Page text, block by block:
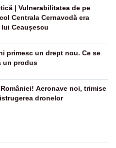
| Vulnerabilitatea de pe
Centrala Cernavodă era
Ceaușescu
primesc un drept nou. Ce se
un produs
Aeronave noi, trimise
dronelor